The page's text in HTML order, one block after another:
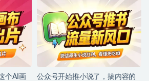
个AI画
公众号开始推小说了，搞内容的